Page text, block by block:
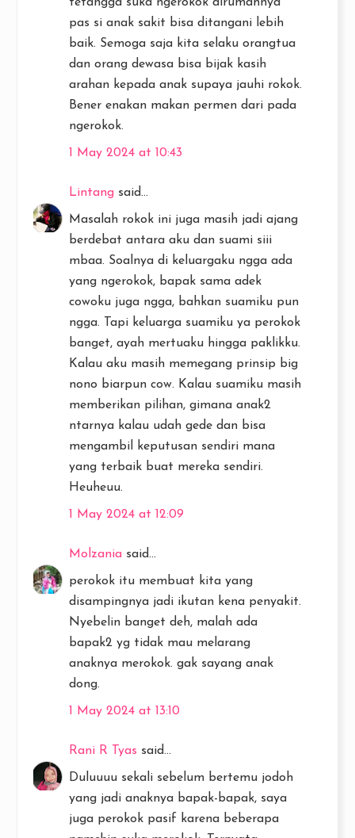
pas si anak sakit bisa ditangani lebih
baik. Semoga saja kita selaku orangtua
dan orang dewasa bisa bijak kasih
arahan kepada anak supaya jauhi rokok.
Bener enakan makan permen dari pada
ngerokok.
1 May 2024 at 10:43
Lintang said...
Masalah rokok ini juga masih jadi ajang
berdebat antara aku dan suami siii
mbaa. Soalnya di keluargaku ngga ada
yang ngerokok, bapak sama adek
cowoku juga ngga, bahkan suamiku pun
ngga. Tapi keluarga suamiku ya perokok
banget, ayah mertuaku hingga paklikku.
Kalau aku masih memegang prinsip big
nono biarpun cow. Kalau suamiku masih
memberikan pilihan, gimana anak2
ntarnya kalau udah gede dan bisa
mengambil keputusan sendiri mana
yang terbaik buat mereka sendiri.
Heuheuu.
1 May 2024 at 12:09
Molzania said...
perokok itu membuat kita yang
disampingnya jadi ikutan kena penyakit.
Nyebelin banget deh, malah ada
bapak2 yg tidak mau melarang
anaknya merokok. gak sayang anak
dong.
1 May 2024 at 13:10
Rani R Tyas said...
Duluuuu sekali sebelum bertemu jodoh
yang jadi anaknya bapak-bapak, saya
juga perokok pasif karena beberapa